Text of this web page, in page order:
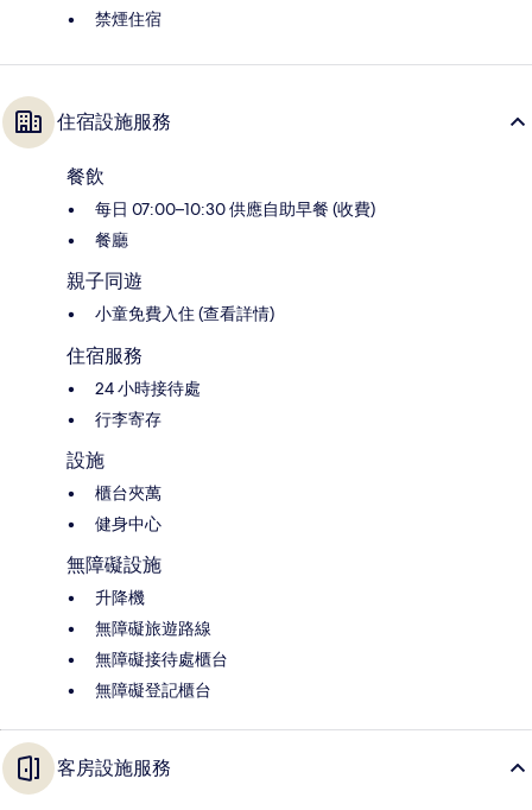
禁煙住宿
住宿設施服務
餐飲
每日 07:00–10:30 供應自助早餐 (收費)
餐廳
親子同遊
小童免費入住 (查看詳情)
住宿服務
24 小時接待處
行李寄存
設施
櫃台夾萬
健身中心
無障礙設施
升降機
無障礙旅遊路線
無障礙接待處櫃台
無障礙登記櫃台
客房設施服務